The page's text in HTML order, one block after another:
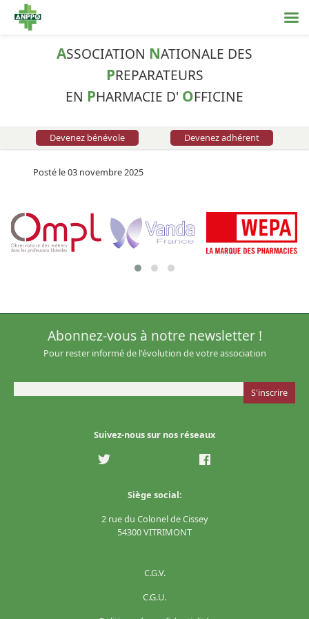
ASSOCIATION NATIONALE DES
PREPARATEURS
EN PHARMACIE D' OFFICINE
Devenez bénévole Devenez adhérent
Posté le 03 novembre 2025
Suivez-nous sur nos réseaux
Siège social:
2 rue du Colonel de Cissey
54300 VITRIMONT
Abonnez-vous à notre newsletter !
Pour rester informé de l'évolution de votre association
C.G.V.
C.G.U.